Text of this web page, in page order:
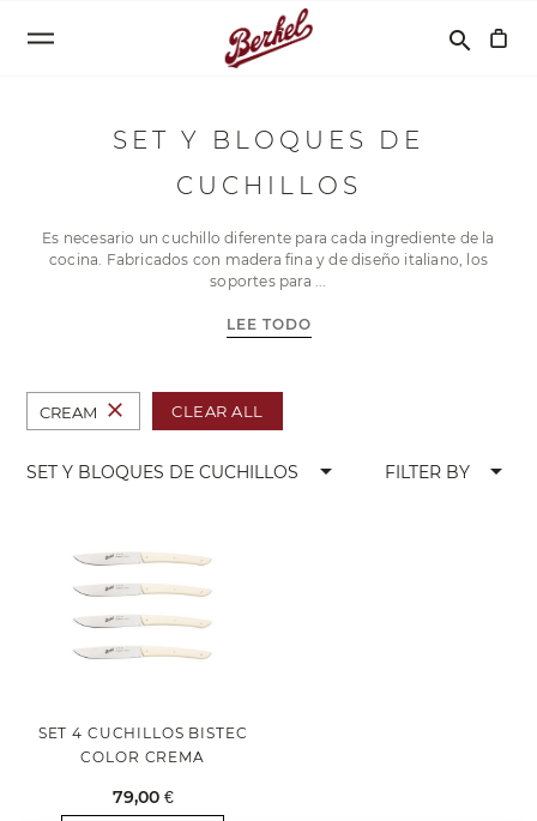
Buscar
search
SET Y BLOQUES DE
CUCHILLOS
Es necesario un cuchillo diferente para cada ingrediente de la
cocina. Fabricados con madera fina y de diseño italiano, los
soportes para
LEE TODO
CREAM close CLEAR ALL
SET Y BLOQUES DE CUCHILLOS arrow_drop_down FILTER BY arrow_drop_down
SET 4 CUCHILLOS BISTEC
COLOR CREMA
79,00 €